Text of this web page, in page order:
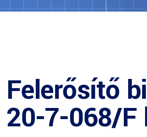
Felerősítő
20-7-068/F